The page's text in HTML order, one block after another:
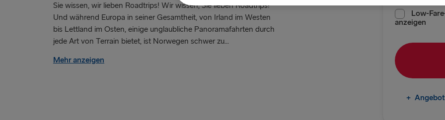
Sie wissen, wir lieben Roadtrips! Wir wissen, Sie lieben Roadtrips!
Und während Europa in seiner Gesamtheit, von Irland im Westen
bis Lettland im Osten, einige unglaubliche Panoramafahrten durch
jede Art von Terrain bietet, ist Norwegen schwer zu...
Mehr anzeigen
Rostock →
Göteborg →
Trelleborg
Low-
anzeigen
+